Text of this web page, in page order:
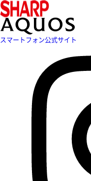
スマートフォン公式サイト